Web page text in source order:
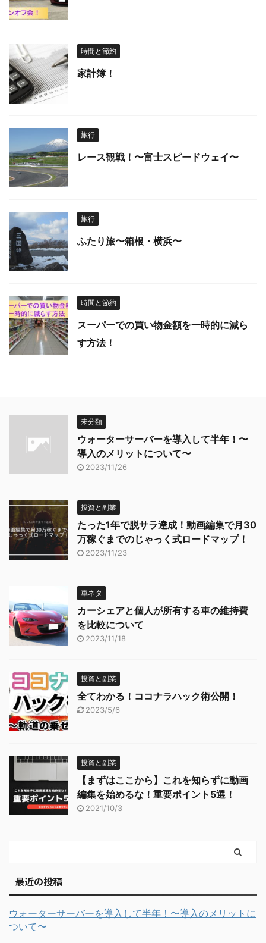
時間と節約
家計簿！
旅行
レース観戦！〜富士スピードウェイ〜
旅行
ふたり旅〜箱根・横浜〜
時間と節約
スーパーでの買い物金額を一時的に減ら
す方法！
未分類
ウォーターサーバーを導入して半年！〜
導入のメリットについて〜
2023/11/26
投資と副業
たった1年で脱サラ達成！動画編集で月30
万稼ぐまでのじゃっく式ロードマップ！
2023/11/23
車ネタ
カーシェアと個人が所有する車の維持費
を比較について
2023/11/18
投資と副業
全てわかる！ココナラハック術公開！
2023/5/6
投資と副業
【まずはここから】これを知らずに動画
編集を始めるな！重要ポイント5選！
2021/10/3
最近の投稿
ウォーターサーバーを導入して半年！〜導入のメリットに
ついて〜